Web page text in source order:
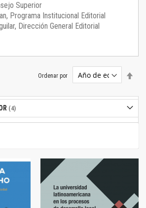
Superior
Programa Institucional Editorial
Dirección General Editorial
Ordenar por